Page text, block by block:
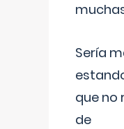
Sería
que no
de